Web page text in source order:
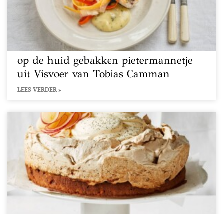
op de huid gebakken pietermannetje
uit Visvoer van Tobias Camman
LEES VERDER »